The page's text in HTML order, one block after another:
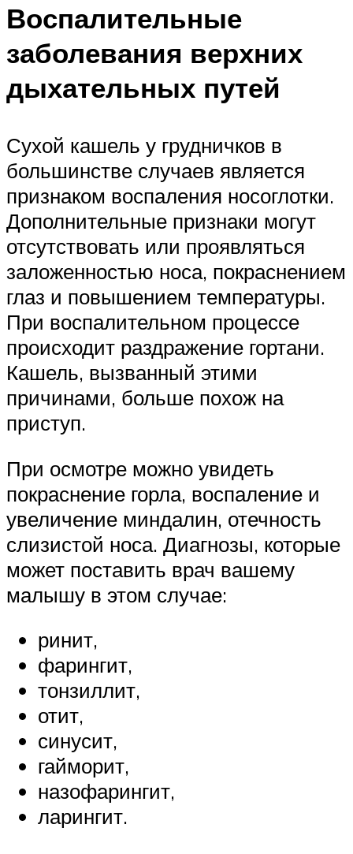
Воспалительные
заболевания верхних
дыхательных путей
Сухой кашель у грудничков в
большинстве случаев является
признаком воспаления носоглотки.
Дополнительные признаки могут
отсутствовать или проявляться
заложенностью носа, покраснением
глаз и повышением температуры.
При воспалительном процессе
происходит раздражение гортани.
Кашель, вызванный этими
причинами, больше похож на
приступ.
При осмотре можно увидеть
покраснение горла, воспаление и
увеличение миндалин, отечность
слизистой носа. Диагнозы, которые
может поставить врач вашему
малышу в этом случае:
ринит,
фарингит,
тонзиллит,
отит,
синусит,
гайморит,
назофарингит,
ларингит.